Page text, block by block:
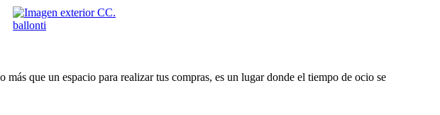
que un espacio para realizar tus compras, es un lugar donde el tiempo de ocio se